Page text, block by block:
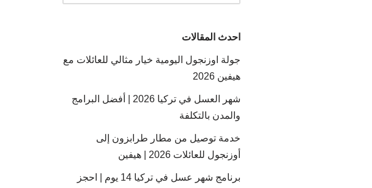
احدث المقالات
جولة اوزنجول اليومية خيار مثالي للعائلات مع
هيفين 2026
شهر العسل في تركيا 2026 | أفضل البرامج
والمدن بالتكلفة
خدمة توصيل من مطار طرابزون إلى
أوزنجول للعائلات 2026 | هيفين
برنامج شهر عسل في تركيا 14 يوم | احجز